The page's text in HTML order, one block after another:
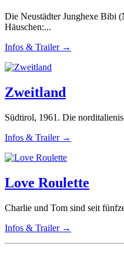
Die Neustädter Junghexe Bibi
Häuschen:...
Infos & Trailer →
Zweitland
Südtirol, 1961. Die
Infos & Trailer →
Love Roulette
Charlie und Tom sind seit
Infos & Trailer →